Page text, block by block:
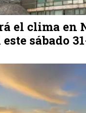
el clima en
sábado